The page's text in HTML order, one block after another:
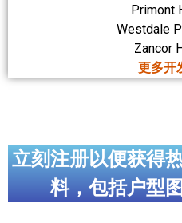
Primont
Westdale
Zancor
更多开
立刻注册以便获得
料，包括户型